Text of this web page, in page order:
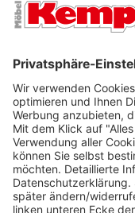
UNTERNEHMEN
Barrierefreiheit
Datenschutz